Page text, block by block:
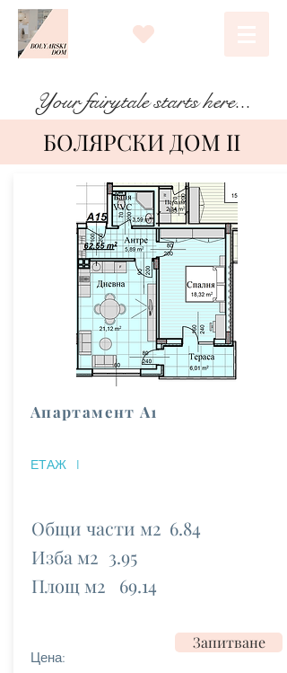
Your fairytale starts here...
БОЛЯРСКИ ДОМ II
Апартамент А1
I
ЕТАЖ
Общи части м2
Изба м2
Площ м2
6.84
3.95
69.14
Цена:
Запитване